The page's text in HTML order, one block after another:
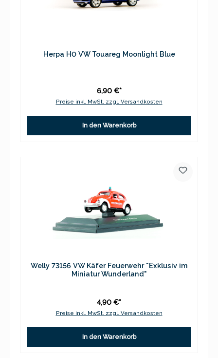
Herpa H0 VW Touareg Moonlight Blue
6,90 €*
Preise inkl. MwSt. zzgl. Versandkosten
In den Warenkorb
Welly 73156 VW Käfer Feuerwehr "Exklusiv im
Miniatur Wunderland"
4,90 €*
Preise inkl. MwSt. zzgl. Versandkosten
In den Warenkorb